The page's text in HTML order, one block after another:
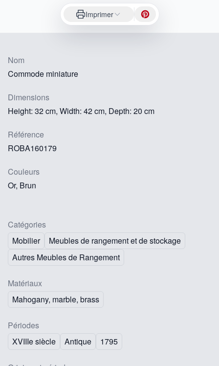
Imprimer
Nom
Commode miniature
Dimensions
Height: 32 cm, Width: 42 cm, Depth: 20 cm
Référence
ROBA160179
Couleurs
Or, Brun
Catégories
Mobilier
Meubles de rangement et de stockage
Autres Meubles de Rangement
Matériaux
Mahogany, marble, brass
Périodes
XVIIIe siècle
Antique 1795